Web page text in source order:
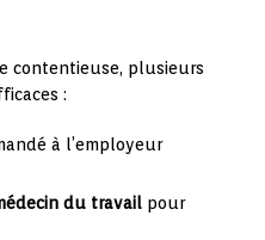
contentieuse, plusieurs
:
à l’employeur
du travail pour